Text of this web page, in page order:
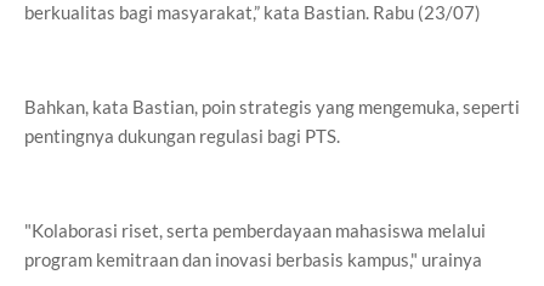
berkualitas bagi masyarakat,” kata Bastian. Rabu (23/07)
Bahkan, kata Bastian, poin strategis yang mengemuka, seperti
pentingnya dukungan regulasi bagi PTS.
"Kolaborasi riset, serta pemberdayaan mahasiswa melalui
program kemitraan dan inovasi berbasis kampus," urainya